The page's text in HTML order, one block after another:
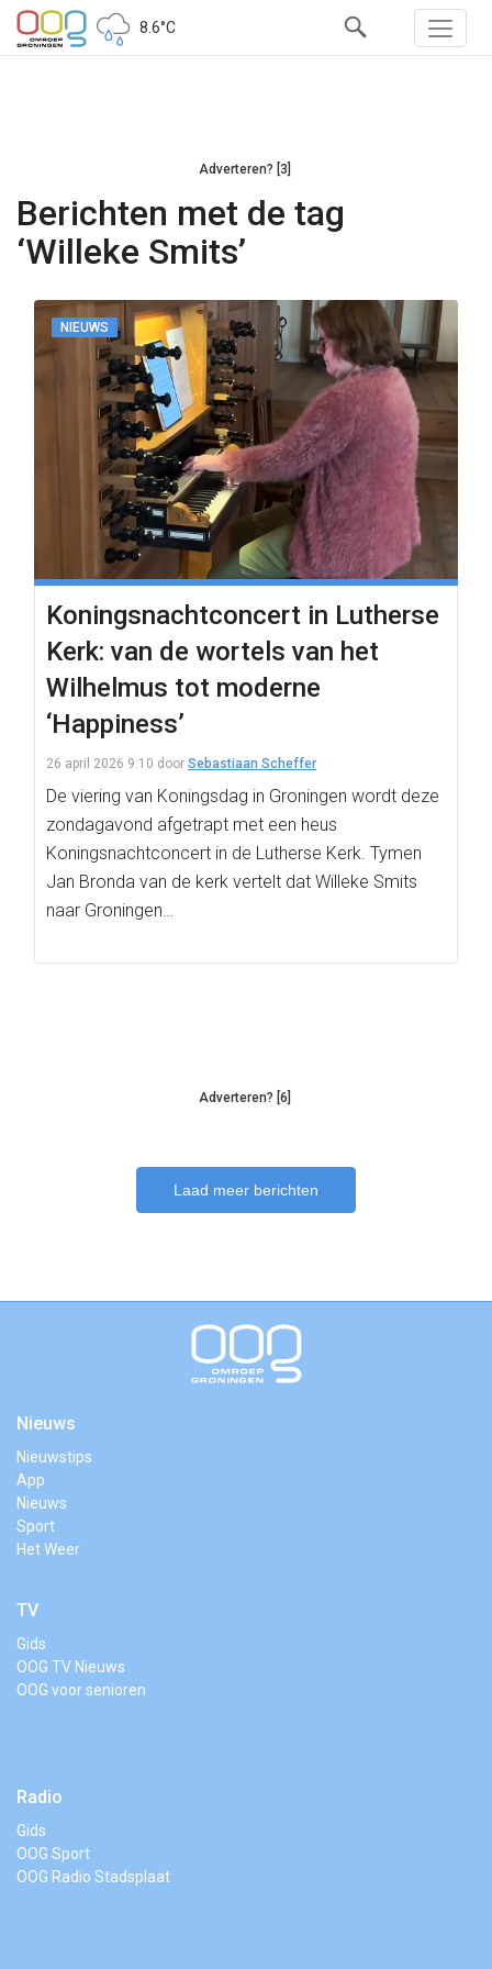
8.6°C
Adverteren? [3]
Berichten met de tag
‘Willeke Smits’
NIEUWS
Koningsnachtconcert in Lutherse
Kerk: van de wortels van het
Wilhelmus tot moderne
‘Happiness’
26 april 2026 9:10 door Sebastiaan Scheffer
De viering van Koningsdag in Groningen wordt deze
zondagavond afgetrapt met een heus
Koningsnachtconcert in de Lutherse Kerk. Tymen
Jan Bronda van de kerk vertelt dat Willeke Smits
naar Groningen…
Adverteren? [6]
Laad meer berichten
Nieuws
Nieuwstips
App
Nieuws
Sport
Het Weer
TV
Gids
OOG TV Nieuws
OOG voor senioren
Radio
Gids
OOG Sport
OOG Radio Stadsplaat